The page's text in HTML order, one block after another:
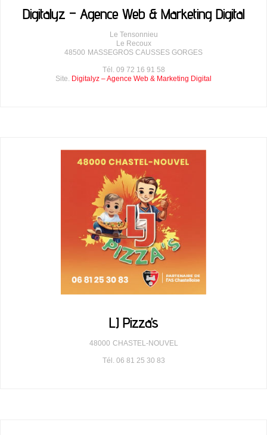
Digitalyz – Agence Web & Marketing Digital
Le Tensonnieu
Le Recoux
48500 MASSEGROS CAUSSES GORGES
Tél. 09 72 16 91 58
Site. Digitalyz – Agence Web & Marketing Digital
LJ Pizza’s
48000 CHASTEL-NOUVEL
Tél. 06 81 25 30 83